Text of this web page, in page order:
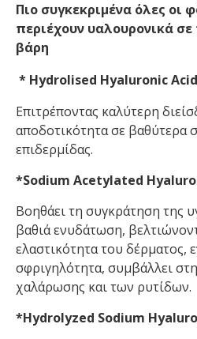
Πιο συγκεκριμένα όλες οι
περιέχουν υαλουρονικά
βάρη
* Hydrolised Hyaluronic Acid
Επιτρέποντας καλύτερη
αποδοτικότητα σε βαθύτερα
επιδερμίδας.
*Sodium Acetylated
Βοηθάει τη συγκράτηση της
βαθιά ενυδάτωση,
ελαστικότητα του δέρματος,
σφριγηλότητα, συμβάλλει
χαλάρωσης και των ρυτίδων.
*Ηydrolyzed Sodium